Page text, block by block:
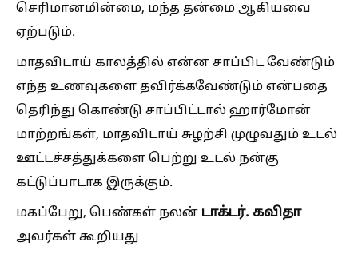
செரிமானமின்மை, மந்த தன்மை ஆகியவை
ஏற்படும்.
மாதவிடாய் காலத்தில் என்ன சாப்பிட வேண்டும்
எந்த உணவுகளை தவிர்க்கவேண்டும் என்பதை
தெரிந்து கொண்டு சாப்பிட்டால் ஹார்மோன்
மாற்றங்கள், மாதவிடாய் சுழற்சி முழுவதும் உடல்
ஊட்டச்சத்துக்களை பெற்று உடல் நன்கு
கட்டுப்பாடாக இருக்கும்.
மகப்பேறு, பெண்கள் நலன் டாக்டர். கவிதா
அவர்கள் கூறியது